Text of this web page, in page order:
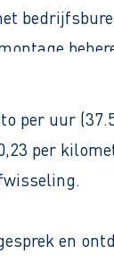
zorgen
37,5 uur.
lekker
per uur
per
en